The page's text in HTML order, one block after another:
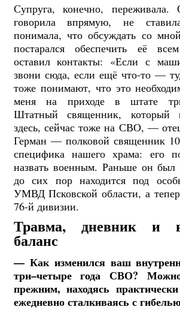
Супруга, конечно,
говорила впрямую, не
понимала, что обсуждать со
постарался обеспечить её
оставил контакты: «Если с
звони сюда, если ещё что-то —
тоже понимают, что это
меня на приходе в штате
Штатный священник, который
здесь, сейчас тоже на СВО, —
Герман — полковой священник
специфика нашего храма: его
назвать военным. Раньше он
до сих пор находится под
УМВД Псковской области, а
76-й дивизии.
Травма, дневник и
баланс
— Как изменился ваш
три–четыре года СВО?
прежним, находясь
ежедневно сталкиваясь с